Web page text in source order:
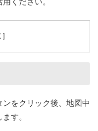
ください。
をクリック後、地図中
す。